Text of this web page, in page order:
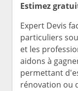
Estimez
Expert Devis
particuliers
et les
aidons à
permettant
rénovation ou